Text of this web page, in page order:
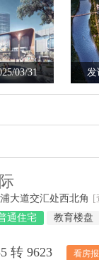
03/31 发
大道交汇处西北角 [
通住宅 教育楼盘
转 9623 看房